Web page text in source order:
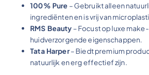
100% Pure – Gebruikt alleen
ingrediënten en is vrij van
RMS Beauty – Focust op luxe
huidverzorgende eigenschappen.
Tata Harper– Biedt premium
natuurlijk en erg effectief zijn.